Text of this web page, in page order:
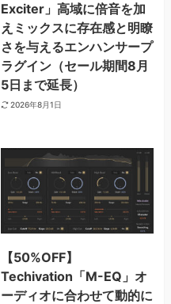
Exciter」高域に倍音を加
えミックスに存在感と明瞭
さを与えるエンハンサープ
ラグイン（セール期間8月
5日まで延長）
2026年8月1日
【50%OFF】
Techivation「M-EQ」オ
ーディオに合わせて動的に